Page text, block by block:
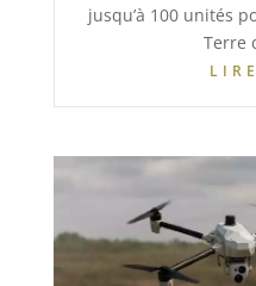
jusqu’à 100 unités
Terre